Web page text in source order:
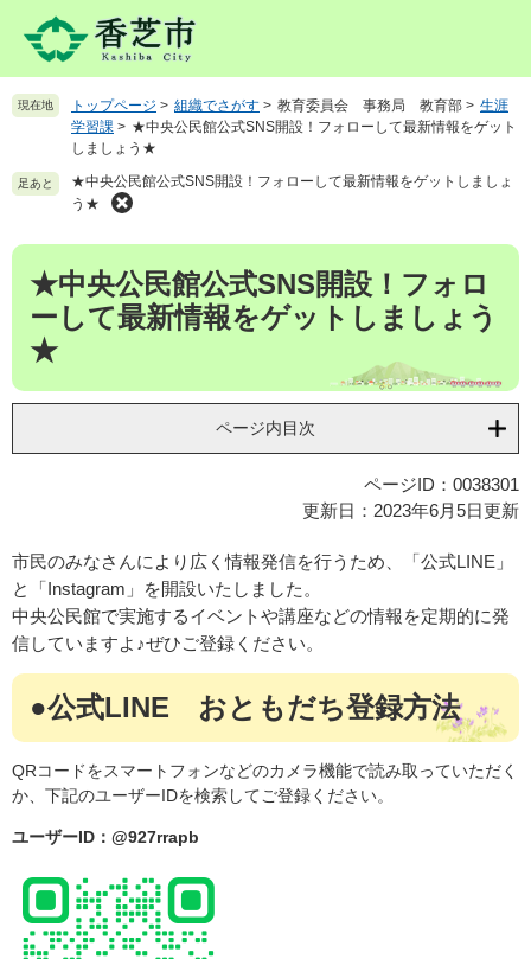
先を 現在地 トップページ > 組織でさがす > 教育委員会 事務局 教育部 > 生涯
学習課 > ★中央公民館公式SNS開設！フォローして最新情報をゲット
しましょう★
足あと
★中央公民館公式SNS開設！フォローして最新情報をゲットしましょ
う★
本
★中央公民館公式SNS開設！フォロ
ーして最新情報をゲットしましょう
★
ページ内目次
ページID：0038301
更新日：2023年6月5日更新
市民のみなさんにより広く情報発信を行うため、「公式LINE」
と「Instagram」を開設いたしました。
中央公民館で実施するイベントや講座などの情報を定期的に発
信していますよ♪ぜひご登録ください。
●公式LINE おともだち登録方法
QRコードをスマートフォンなどのカメラ機能で読み取っていただく
か、下記のユーザーIDを検索してご登録ください。
ユーザーID：@927rrapb